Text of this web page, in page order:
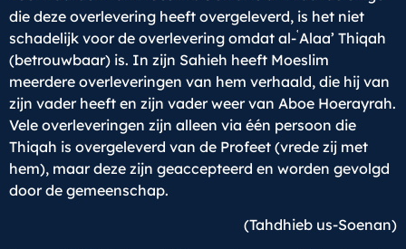
die deze overlevering heeft overgeleverd, is het niet
schadelijk voor de overlevering omdat al-ʿAlaa’ Thiqah
(betrouwbaar) is. In zijn Sahieh heeft Moeslim
meerdere overleveringen van hem verhaald, die hij van
zijn vader heeft en zijn vader weer van Aboe Hoerayrah.
Vele overleveringen zijn alleen via één persoon die
Thiqah is overgeleverd van de Profeet (vrede zij met
hem), maar deze zijn geaccepteerd en worden gevolgd
door de gemeenschap.
(Tahdhieb us-Soenan)